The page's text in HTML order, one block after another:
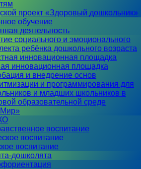
проект «Здоровый дошкольник»
обучение
деятельность
социального и эмоционального
ребёнка дошкольного возраста
инновационная площадка
инновационная площадка
и внедрение основ
и программирования для
и младших школьников в
образовательной среде
воспитание
воспитание
воспитание
дошколята